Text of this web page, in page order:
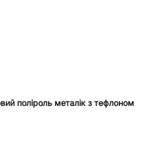
поліроль металік з тефлоном